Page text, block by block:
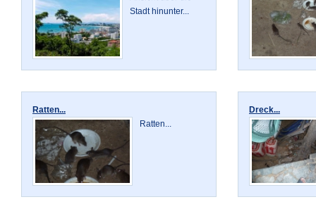
Stadt hinunter...
Ratten...
Ratten...
Dreck...